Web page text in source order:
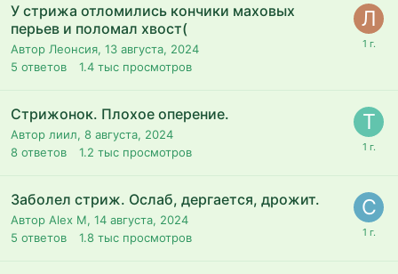
У стрижа отломились кончики маховых
перьев и поломал хвост(
Автор Леонсия, 13 августа, 2024
5 ответов 1.4 тыс просмотров
Стрижонок. Плохое оперение.
Автор лиил, 8 августа, 2024
8 ответов 1.2 тыс просмотров
Заболел стриж. Ослаб, дергается, дрожит.
Автор Alex M, 14 августа, 2024
5 ответов 1.8 тыс просмотров